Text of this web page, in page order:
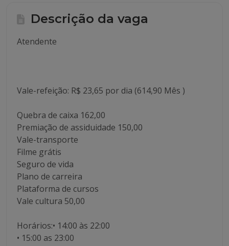
Descrição da vaga
Atendente
Vale-refeição: R$ 23,65 por dia (614,90 Mês )
Quebra de caixa 162,00
Premiação de assiduidade 150,00
Vale-transporte
Filme grátis
Seguro de vida
Plano de carreira
Plataforma de cursos
Vale cultura 50,00
Horários:• 14:00 às 22:00
• ⁠15:00 as 23:00